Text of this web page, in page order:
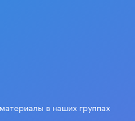
в наших группах